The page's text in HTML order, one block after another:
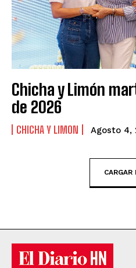
Chicha y Limón
de 2026
CHICHA Y LIMON Agosto 4,
CARGAR